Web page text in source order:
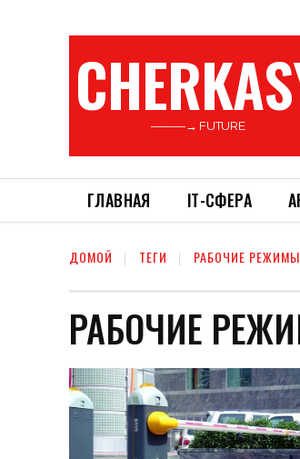
———→ FUTURE
ГЛАВНАЯ ІТ-СФЕРА
ДОМОЙ ТЕГИ РАБОЧИЕ
РАБОЧИЕ